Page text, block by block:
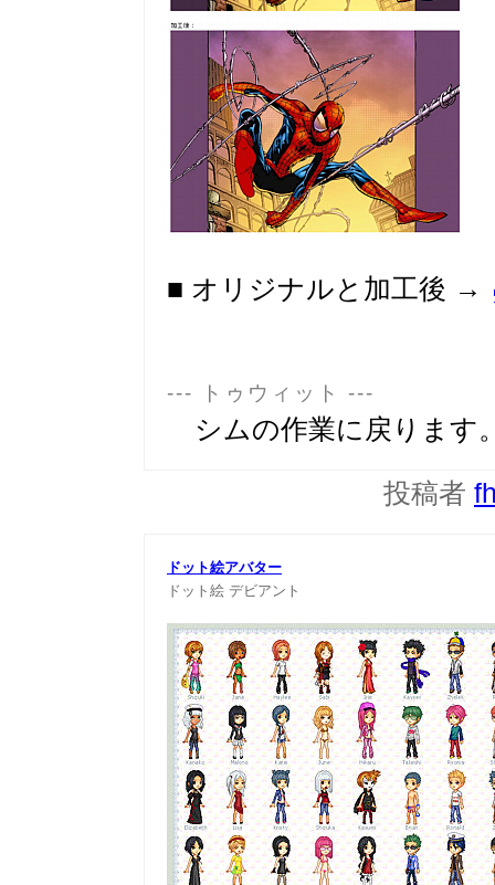
■ オリジナルと加工後 →
--- トゥウィット ---
シムの作業に戻ります
投稿者
ドット絵アバター
ドット絵 デビアント